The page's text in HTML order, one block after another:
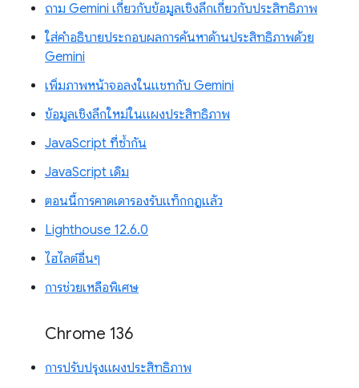
ถาม Gemini เกี่ยวกับข้อมูลเชิงลึกเกี่ยวกับประสิทธิภาพ
ใส่คำอธิบายประกอบผลการค้นหาด้านประสิทธิภาพด้วย
Gemini
เพิ่มภาพหน้าจอลงในแชทกับ Gemini
ข้อมูลเชิงลึกใหม่ในแผงประสิทธิภาพ
JavaScript ที่ซ้ำกัน
JavaScript เดิม
ตอนนี้การคาดเดารองรับแท็กกฎแล้ว
Lighthouse 12.6.0
ไฮไลต์อื่นๆ
การช่วยเหลือพิเศษ
Chrome 136
การปรับปรุงแผงประสิทธิภาพ